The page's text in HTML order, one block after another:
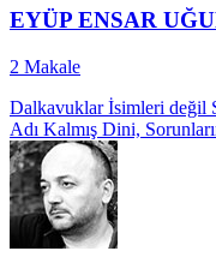
EYÜP ENSAR
2 Makale
Dalkavuklar İsimleri değil
Adı Kalmış Dini,